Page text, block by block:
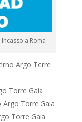
a Roma
Argo Torre
Torre Gaia
Argo Torre Gaia
Torre Gaia